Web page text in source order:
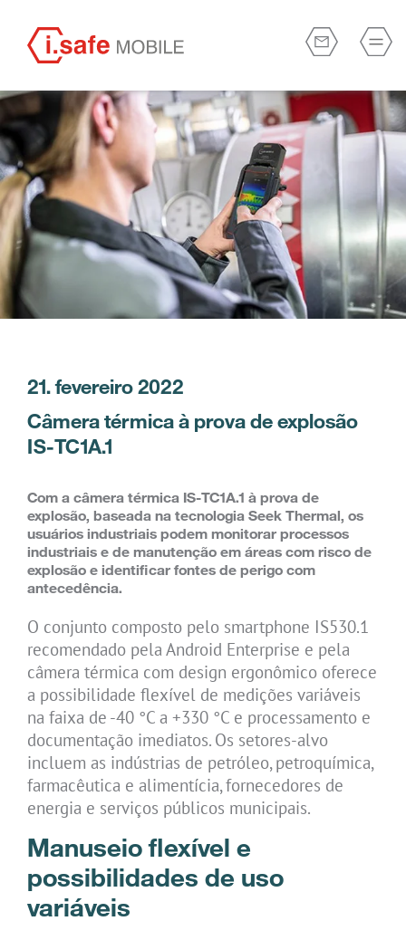
21. fevereiro 2022
Câmera térmica à prova de explosão
IS-TC1A.1
Com a câmera térmica IS-TC1A.1 à prova de
explosão, baseada na tecnologia Seek Thermal, os
usuários industriais podem monitorar processos
industriais e de manutenção em áreas com risco de
explosão e identificar fontes de perigo com
antecedência.
O conjunto composto pelo smartphone IS530.1
recomendado pela Android Enterprise e pela
câmera térmica com design ergonômico oferece
a possibilidade flexível de medições variáveis
na faixa de -40 °C a +330 °C e processamento e
documentação imediatos. Os setores-alvo
incluem as indústrias de petróleo, petroquímica,
farmacêutica e alimentícia, fornecedores de
energia e serviços públicos municipais.
Manuseio flexível e
possibilidades de uso
variáveis